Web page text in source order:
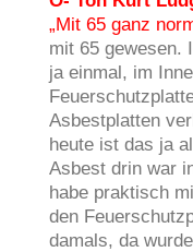
„Mit 65 ganz
mit 65 gewesen.
ja einmal, im
Asbestplatten
heute ist das ja
Asbest drin war
habe praktisch
den
damals, da